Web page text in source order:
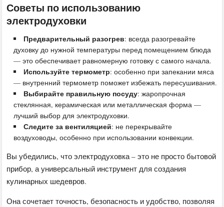
Советы по использованию
электродуховки
Предварительный разогрев: всегда разогревайте
духовку до нужной температуры перед помещением блюда
— это обеспечивает равномерную готовку с самого начала.
Используйте термометр: особенно при запекании мяса
— внутренний термометр поможет избежать пересушивания.
Выбирайте правильную посуду: жаропрочная
стеклянная, керамическая или металлическая форма —
лучший выбор для электродуховки.
Следите за вентиляцией: не перекрывайте
воздуховоды, особенно при использовании конвекции.
Вы убедились, что электродуховка – это не просто бытовой
прибор, а универсальный инструмент для создания
кулинарных шедевров.
Она сочетает точность, безопасность и удобство, позволяя